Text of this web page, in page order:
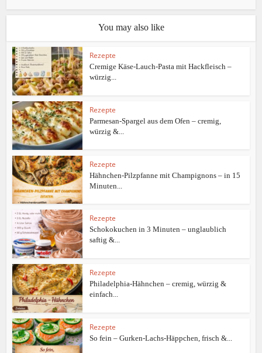
You may also like
Rezepte
Cremige Käse-Lauch-Pasta mit Hackfleisch –
würzig...
Rezepte
Parmesan-Spargel aus dem Ofen – cremig,
würzig &...
Rezepte
Hähnchen-Pilzpfanne mit Champignons – in 15
Minuten...
Rezepte
Schokokuchen in 3 Minuten – unglaublich
saftig &...
Rezepte
Philadelphia-Hähnchen – cremig, würzig &
einfach...
Rezepte
So fein – Gurken-Lachs-Häppchen, frisch &...